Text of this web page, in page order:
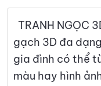
TRANH NGỌC
gạch 3D đa
gia đình có thể
màu hay hình